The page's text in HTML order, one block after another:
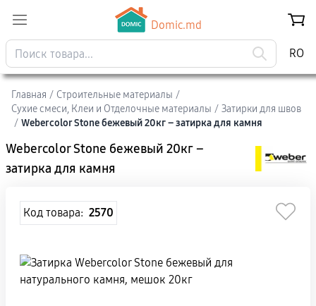
Domic.md
RO
Главная / Строительные материалы /
Сухие смеси, Клеи и Отделочные материалы / Затирки для швов
/ Webercolor Stone бежевый 20кг – затирка для камня
Webercolor Stone бежевый 20кг –
затирка для камня
Код товара: 2570